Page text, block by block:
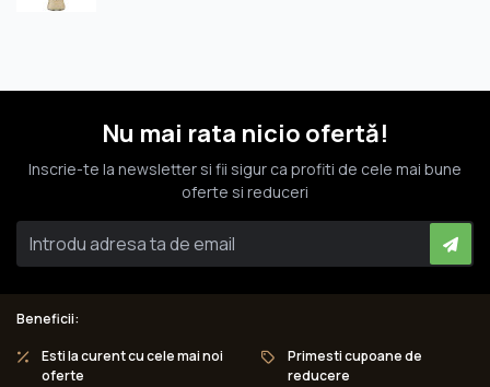
Nu mai rata nicio ofertă!
Inscrie-te la newsletter si fii sigur ca profiti de cele mai bune
oferte si reduceri
Beneficii:
Esti la curent cu cele mai noi
oferte
Primesti cupoane de
reducere